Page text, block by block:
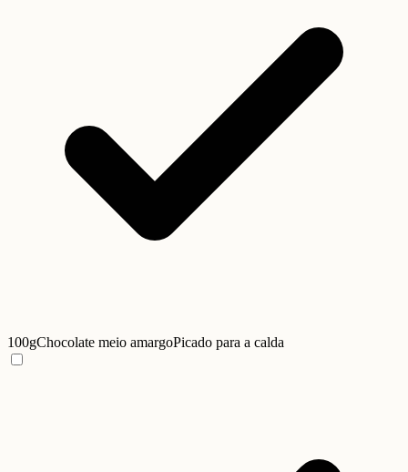
100gChocolate meio amargoPicado para a calda